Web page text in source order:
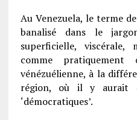
Au Venezuela, le terme
banalisé dans le
superficielle, viscérale,
comme pratiquement
vénézuélienne, à la
région, où il y aurait
‘démocratiques’.